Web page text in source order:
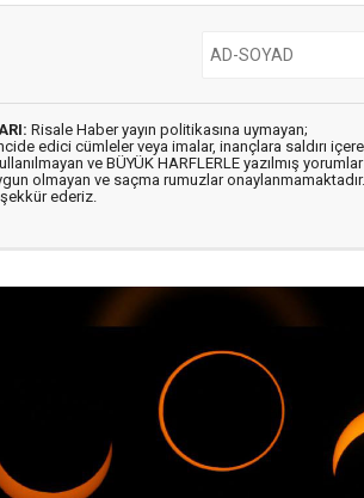
Risale Haber yayın politikasına uymayan;
edici cümleler veya imalar, inançlara saldırı
ve BÜYÜK HARFLERLE yazılmış yorumlar
olmayan ve saçma rumuzlar onaylanmamaktadır.
ederiz.